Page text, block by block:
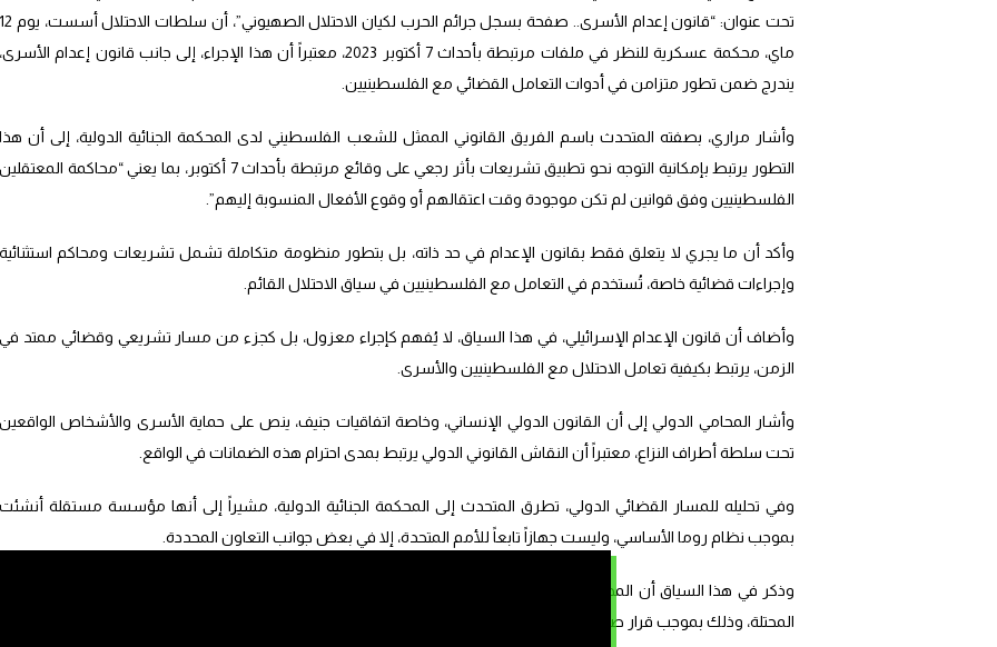
تحت عنوان: “قانون إعدام الأسرى.. صفحة بسجل جرائم الحرب لكيان الاحتلال الصهيوني”، أن سلطات الاحتلال أسست، يوم 12
ماي، محكمة عسكرية للنظر في ملفات مرتبطة بأحداث 7 أكتوبر 2023، معتبراً أن هذا الإجراء، إلى جانب قانون إعدام الأسرى،
يندرج ضمن تطور متزامن في أدوات التعامل القضائي مع الفلسطينيين.
وأشار مراري، بصفته المتحدث باسم الفريق القانوني الممثل للشعب الفلسطيني لدى المحكمة الجنائية الدولية، إلى أن هذا
التطور يرتبط بإمكانية التوجه نحو تطبيق تشريعات بأثر رجعي على وقائع مرتبطة بأحداث 7 أكتوبر، بما يعني “محاكمة المعتقلين
الفلسطينيين وفق قوانين لم تكن موجودة وقت اعتقالهم أو وقوع الأفعال المنسوبة إليهم”.
وأكد أن ما يجري لا يتعلق فقط بقانون الإعدام في حد ذاته، بل بتطور منظومة متكاملة تشمل تشريعات ومحاكم استثنائية
وإجراءات قضائية خاصة، تُستخدم في التعامل مع الفلسطينيين في سياق الاحتلال القائم.
وأضاف أن قانون الإعدام الإسرائيلي، في هذا السياق، لا يُفهم كإجراء معزول، بل كجزء من مسار تشريعي وقضائي ممتد في
الزمن، يرتبط بكيفية تعامل الاحتلال مع الفلسطينيين والأسرى.
وأشار المحامي الدولي إلى أن القانون الدولي الإنساني، وخاصة اتفاقيات جنيف، ينص على حماية الأسرى والأشخاص الواقعين
تحت سلطة أطراف النزاع، معتبراً أن النقاش القانوني الدولي يرتبط بمدى احترام هذه الضمانات في الواقع.
وفي تحليله للمسار القضائي الدولي، تطرق المتحدث إلى المحكمة الجنائية الدولية، مشيراً إلى أنها مؤسسة مستقلة أنشئت
بموجب نظام روما الأساسي، وليست جهازاً تابعاً للأمم المتحدة، إلا في بعض جوانب التعاون المحددة.
وذكر في هذا السياق أن المحكمة الجنائية الدولية “اعترفت باختصاصها في النظر في الجرائم المرتكبة في الأراضي الفلسطينية
المحتلة، وذلك بموجب قرار صادر في 5 فبراير 2021، وهو ما شكل أساساً قانونياً لاستمرار الإجراءات ذات الصلة”.